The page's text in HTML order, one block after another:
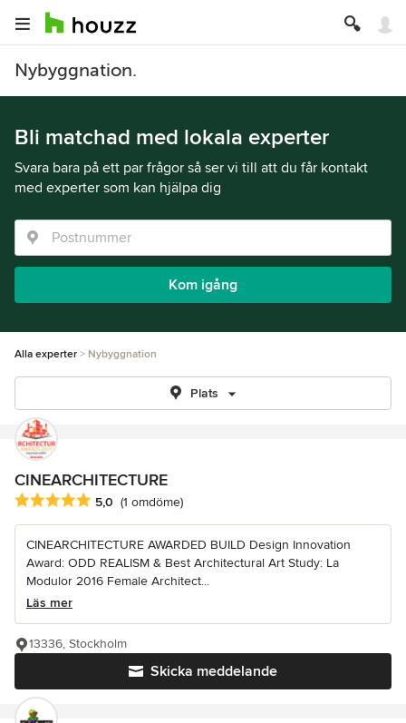
Nybyggnation.
Bli matchad med lokala experter
Svara bara på ett par frågor så ser vi till att du får kontakt
med experter som kan hjälpa dig
Kom igång
Alla experter Nybyggnation
Plats
CINEARCHITECTURE
Genomsnittligt omdöme: 5 av 5 stjärnor
5,0 (1 omdöme)
CINEARCHITECTURE AWARDED BUILD Design Innovation
Award: ODD REALISM & Best Architectural Art Study: La
Modulor 2016 Female Architect...
Läs mer
Skicka meddelande
13336, Stockholm